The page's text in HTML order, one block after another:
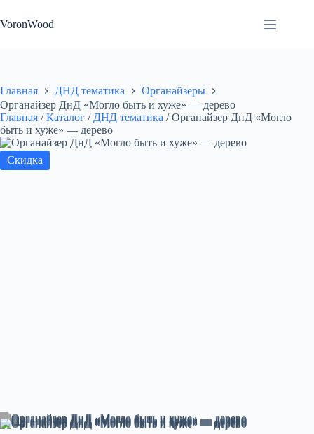
к
сути
VoronWood
Главная ДНД тематика
Органайзеры
Органайзер ДнД «Могло быть и хуже» — дерево
Главная / Каталог / ДНД тематика / Органайзер ДнД «Могло
быть и хуже» — дерево
Скидка